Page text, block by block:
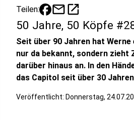
Teilen: mailopen_in_new
50 Jahre, 50 Köpfe
Seit über 90 Jahren hat
nur da bekannt, sondern zieht
darüber hinaus an. In den
das Capitol seit über 30
Veröffentlicht: Donnerstag,